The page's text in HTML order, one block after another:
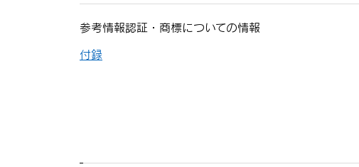
参考情報認証・商標についての情報
付録